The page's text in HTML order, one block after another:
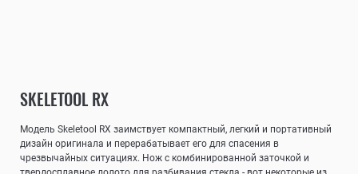
SKELETOOL RX
Модель Skeletool RX заимствует компактный, легкий и портативный
дизайн оригинала и перерабатывает его для спасения в
чрезвычайных ситуациях. Нож с комбинированной заточкой и